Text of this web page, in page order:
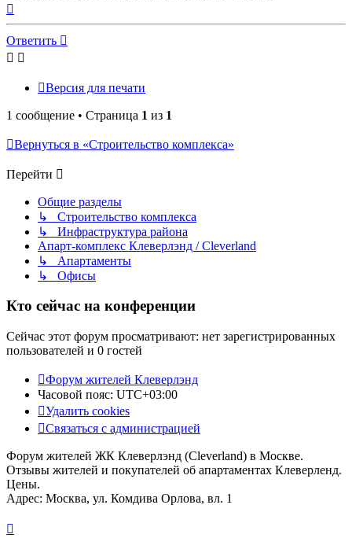
началу
Ответить
Версия для печати
1 сообщение • Страница 1 из 1
Вернуться в «Строительство комплекса»
Перейти
Общие разделы
↳ Строительство комплекса
↳ Инфраструктура района
Апарт-комплекс Клеверлэнд / Cleverland
↳ Апартаменты
↳ Офисы
Кто сейчас на конференции
Сейчас этот форум просматривают: нет зарегистрированных
пользователей и 0 гостей
Форум жителей Клеверлэнд
Часовой пояс: UTC+03:00
Удалить cookies
Связаться с администрацией
Форум жителей ЖК Клеверлэнд (Cleverland) в Москве.
Отзывы жителей и покупателей об апартаментах Клеверленд.
Цены.
Адрес: Москва, ул. Комдива Орлова, вл. 1